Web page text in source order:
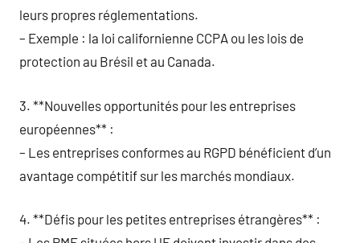
leurs propres réglementations.
– Exemple : la loi californienne CCPA ou les lois de
protection au Brésil et au Canada.
3. **Nouvelles opportunités pour les entreprises
européennes** :
– Les entreprises conformes au RGPD bénéficient d’un
avantage compétitif sur les marchés mondiaux.
4. **Défis pour les petites entreprises étrangères** :